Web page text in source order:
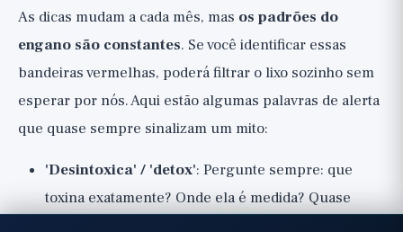
As dicas mudam a cada mês, mas os padrões do
engano são constantes. Se você identificar essas
bandeiras vermelhas, poderá filtrar o lixo sozinho sem
esperar por nós. Aqui estão algumas palavras de alerta
que quase sempre sinalizam um mito:
'Desintoxica' / 'detox': Pergunte sempre: que
toxina exatamente? Onde ela é medida? Quase